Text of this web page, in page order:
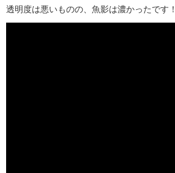
透明度は悪いものの、魚影は濃かったです！